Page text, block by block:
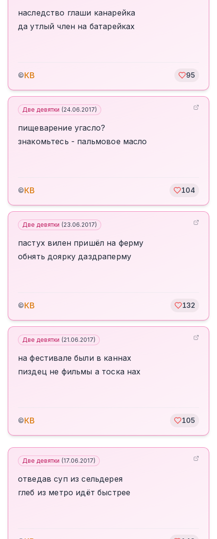
наследство глаши канарейка
да утлый член на батарейках
©КВ 95
Две девятки (24.06.2017)
пищеварение угасло?
знакомьтесь - пальмовое масло
©КВ 104
Две девятки (23.06.2017)
пастух вилен пришёл на ферму
обнять доярку даздраперму
©КВ 132
Две девятки (21.06.2017)
на фестивале были в каннах
пиздец не фильмы а тоска нах
©КВ 105
Две девятки (17.06.2017)
отведав суп из сельдерея
глеб из метро идёт быстрее